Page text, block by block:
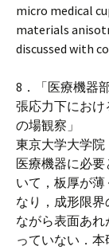
micro medical
materials
discussed with
8．「医療機器
張応力下にお
の場観察」
東京大学大学
医療機器に必
いて，板厚が薄
なり，成形限
ながら表面あ
っていない．